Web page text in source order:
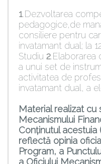
1.Dezvoltarea
pedagogice,de
consiliere pentru
invatamant dual; la
Studiu 2.Elaborarea
a unui set de
activitatea de
invatamant dual, a
Material realizat cu
Mecanismului
Conținutul
reflectă opinia
Program, a
a Oficiului